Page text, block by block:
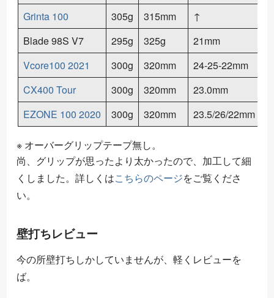
Grinta 100
305g 315mm ↑
Blade 98S V7
295g 325g 21mm
Vcore100 2021
300g 320mm 24-25-22mm
CX400 Tour
300g 320mm 23.0mm
EZONE 100 2020
300g 320mm 23.5/26/22mm
※ オーバーグリップテープ無し。
尚、グリップが思ったより太かったので、加工して細
くしました。詳しくはこちらのページをご覧くださ
い。
壁打ちレビュー
今の所壁打ちしかしていませんが、軽くレビューを
ば。